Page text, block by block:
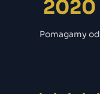
2020
Pomagamy od